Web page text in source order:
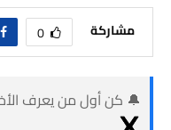
مشاركة 0
🔔 كن أول من يعرف